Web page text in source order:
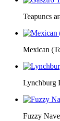
Teapuncs
Mexican
Lynchburg
Fuzzy